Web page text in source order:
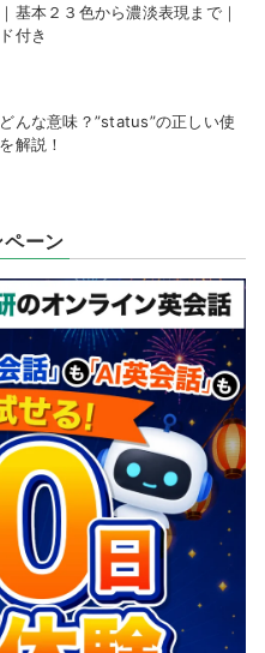
基本２３色から濃淡表現まで｜
付き
んな意味？”status”の正しい使
解説！
ーン